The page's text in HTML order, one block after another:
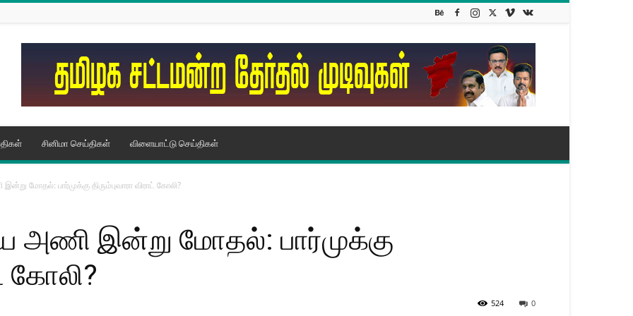
சினிமா செய்திகள் விளையாட்டு செய்திகள்
மோதல்: பார்முக்கு திரும்புவாரா விராட் கோலி?
அணி இன்று மோதல்: பார்முக்கு
கோலி?
0
524